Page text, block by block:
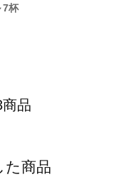
7杯
品
た商品